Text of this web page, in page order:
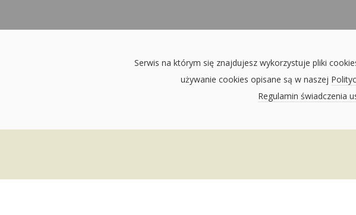
Serwis na którym się znajdujesz wykorzystuje pliki
używanie cookies opisane są w naszej
Regulamin świadczenia